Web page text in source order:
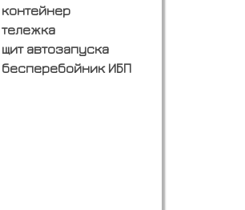
контейнер
тележка
щит автозапуска
бесперебойник ИБП